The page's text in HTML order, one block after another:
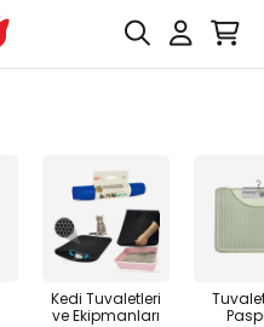
Kedi Tuvaletleri
ve Ekipmanları